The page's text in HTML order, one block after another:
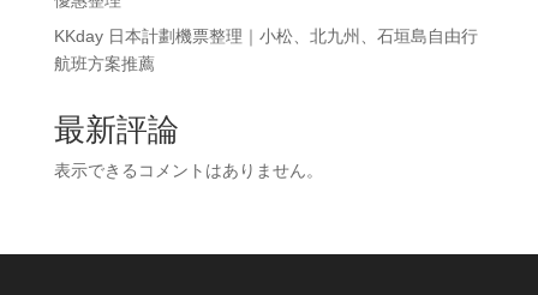
KKday 日本計劃機票整理｜小松、北九州、石垣島自由行
航班方案推薦
最新評論
表示できるコメントはありません。